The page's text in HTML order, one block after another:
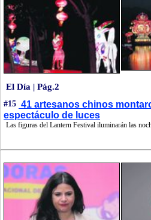
El Día | Pág.2
#15 41 artesanos chinos
espectáculo de luces
Las figuras del Lantern Festival iluminarán las